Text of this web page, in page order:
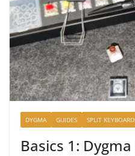
DYGMA GUIDES SPLIT
Basics 1: